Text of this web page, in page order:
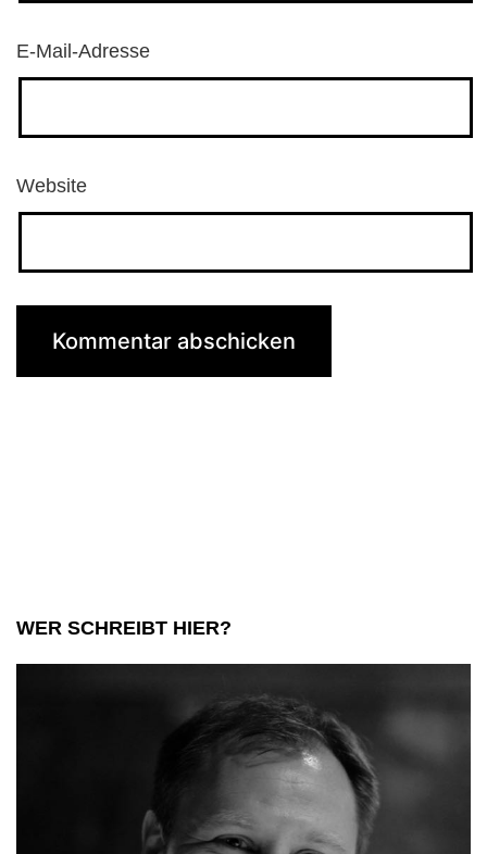
E-Mail-Adresse
Website
WER SCHREIBT HIER?